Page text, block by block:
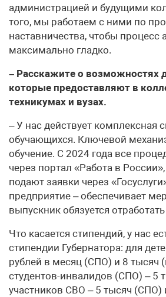
администрацией и будущими
того, мы работаем с ними по
наставничества, чтобы процесс
максимально гладко.
– Расскажите о возможностях
которые предоставляют в
техникумах и вузах.
– У нас действует комплексная
обучающихся. Ключевой
обучение. С 2024 года все
через портал «Работа в
подают заявки через
предприятие – обеспечивает
выпускник обязуется
Что касается стипендий, у нас
стипендии Губернатора: для
рублей в месяц (СПО) и 8 тысяч
студентов-инвалидов (СПО) – 5
участников СВО – 5 тысяч (СПО)